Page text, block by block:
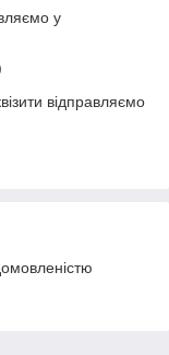
у
відправляємо